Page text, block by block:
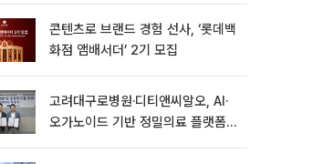
콘텐츠로 브랜드 경험 선사, ‘롯데백
화점 앰배서더’ 2기 모집
고려대구로병원·디티앤씨알오, AI·
오가노이드 기반 정밀의료 플랫폼